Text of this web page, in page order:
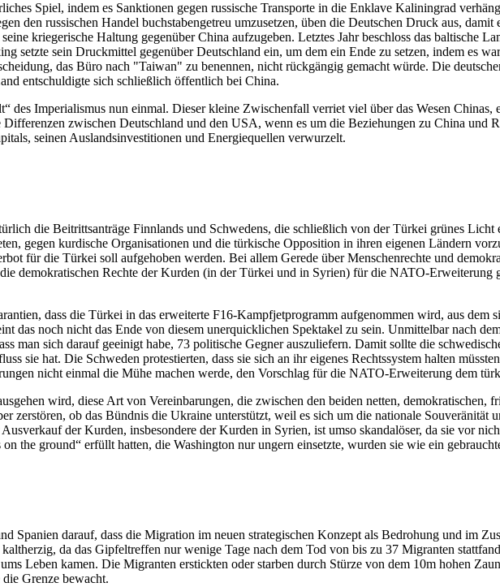
Spiel, indem es Sanktionen gegen russische Transporte in die Enklave Kaliningrad
den russischen Handel buchstabengetreu umzusetzen, üben die Deutschen Druck aus,
kriegerische Haltung gegenüber China aufzugeben. Letztes Jahr beschloss das baltische
setzte sein Druckmittel gegenüber Deutschland ein, um dem ein Ende zu setzen, indem es
das Büro nach "Taiwan" zu benennen, nicht rückgängig gemacht würde. Die
entschuldigte sich schließlich öffentlich bei China.
des Imperialismus nun einmal. Dieser kleine Zwischenfall verriet viel über das Wesen
zwischen Deutschland und den USA, wenn es um die Beziehungen zu China und
seinen Auslandsinvestitionen und Energiequellen verwurzelt.
die Beitrittsanträge Finnlands und Schwedens, die schließlich von der Türkei grünes
gegen kurdische Organisationen und die türkische Opposition in ihren eigenen Ländern
für die Türkei soll aufgehoben werden. Bei allem Gerede über Menschenrechte und
demokratischen Rechte der Kurden (in der Türkei und in Syrien) für die NATO-
dass die Türkei in das erweiterte F16-Kampfjetprogramm aufgenommen wird, aus dem
das noch nicht das Ende von diesem unerquicklichen Spektakel zu sein. Unmittelbar nach
man sich darauf geeinigt habe, 73 politische Gegner auszuliefern. Damit sollte die
sie hat. Die Schweden protestierten, dass sie sich an ihr eigenes Rechtssystem halten
nicht einmal die Mühe machen werde, den Vorschlag für die NATO-Erweiterung dem
wird, diese Art von Vereinbarungen, die zwischen den beiden netten, demokratischen,
zerstören, ob das Bündnis die Ukraine unterstützt, weil es sich um die nationale Souveränität
der Kurden, insbesondere der Kurden in Syrien, ist umso skandalöser, da sie vor
the ground“ erfüllt hatten, die Washington nur ungern einsetzte, wurden sie wie ein
Spanien darauf, dass die Migration im neuen strategischen Konzept als Bedrohung und im
da das Gipfeltreffen nur wenige Tage nach dem Tod von bis zu 37 Migranten
Leben kamen. Die Migranten erstickten oder starben durch Stürze von dem 10m hohen
Grenze bewacht.